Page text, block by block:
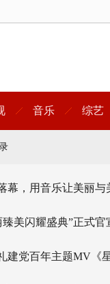
音乐 综艺
幕，用音乐让美丽与
臻美闪耀盛典”正式官
建党百年主题MV《